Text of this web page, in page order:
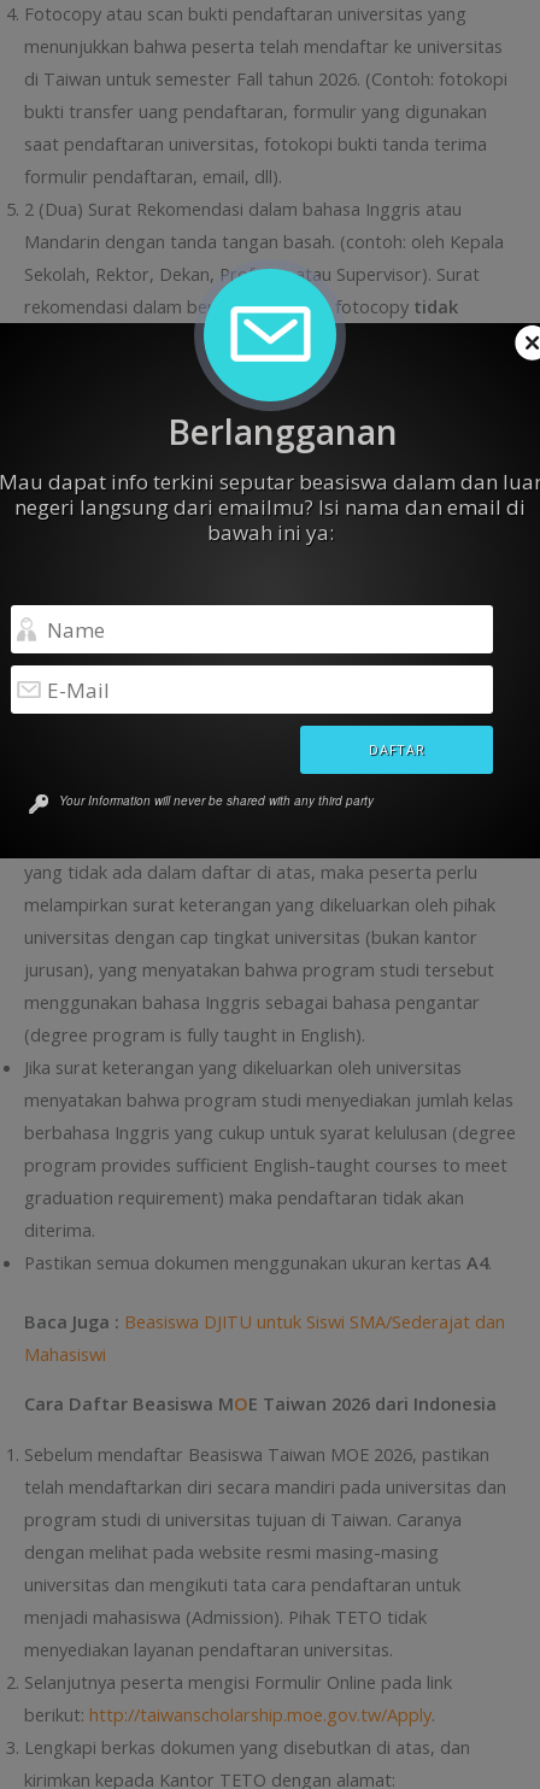
Fotocopy atau scan bukti pendaftaran universitas yang
menunjukkan bahwa peserta telah mendaftar ke universitas
di Taiwan untuk semester Fall tahun 2026. (Contoh: fotokopi
bukti transfer uang pendaftaran, formulir yang digunakan
saat pendaftaran universitas, fotokopi bukti tanda terima
formulir pendaftaran, email, dll).
2 (Dua) Surat Rekomendasi dalam bahasa Inggris atau
Mandarin dengan tanda tangan basah. (contoh: oleh Kepala
Sekolah, Rektor, Dekan, Profesor atau Supervisor). Surat
rekomendasi dalam bentuk email atau fotocopy tidak
Fotocopy sertifikat kemampuan bahasa:
Untuk pilihan program studi yang TIDAK
menggunakan pengantar bahasa Inggris:
Fotocopy sertifikat “Test of Chinese as a Foreign
Language” (TOCFL) dengan tingkatan hasil ujian minimal
tingkat menengah (B1). Tidak menerima sertifikat bahasa
tahun 2026 bisa dilihat [Klik di sini]
Untuk pilihan program studi yang menggunakan
pengantar bahasa Inggris:
Fotocopy sertifikat resmi TOEFL atau sertifikat Bahasa
Inggris lain yang diakui oleh internasional.
Catatan:
yang tidak ada dalam daftar di atas, maka peserta perlu
melampirkan surat keterangan yang dikeluarkan oleh pihak
universitas dengan cap tingkat universitas (bukan kantor
jurusan), yang menyatakan bahwa program studi tersebut
menggunakan bahasa Inggris sebagai bahasa pengantar
(degree program is fully taught in English).
Jika surat keterangan yang dikeluarkan oleh universitas
menyatakan bahwa program studi menyediakan jumlah kelas
berbahasa Inggris yang cukup untuk syarat kelulusan (degree
program provides sufficient English-taught courses to meet
graduation requirement) maka pendaftaran tidak akan
diterima.
Pastikan semua dokumen menggunakan ukuran kertas A4.
Baca Juga : Beasiswa DJITU untuk Siswi SMA/Sederajat dan
Mahasiswi
Cara Daftar Beasiswa MOE Taiwan 2026 dari Indonesia
Sebelum mendaftar Beasiswa Taiwan MOE 2026, pastikan
telah mendaftarkan diri secara mandiri pada universitas dan
program studi di universitas tujuan di Taiwan. Caranya
dengan melihat pada website resmi masing-masing
universitas dan mengikuti tata cara pendaftaran untuk
menjadi mahasiswa (Admission). Pihak TETO tidak
menyediakan layanan pendaftaran universitas.
Selanjutnya peserta mengisi Formulir Online pada link
berikut: http://taiwanscholarship.moe.gov.tw/Apply.
Lengkapi berkas dokumen yang disebutkan di atas, dan
kirimkan kepada Kantor TETO dengan alamat:
Berlangganan
dapat info terkini seputar beasiswa dalam dan
negeri langsung dari emailmu? Isi nama dan email di
bawah ini ya:
Your Information will never be shared with any third party